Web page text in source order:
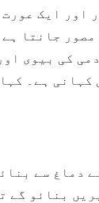
اور ایک عورت
جانتا ہے
کی بیوی
کہانی ہے۔
دماغ سے
بنائو گے